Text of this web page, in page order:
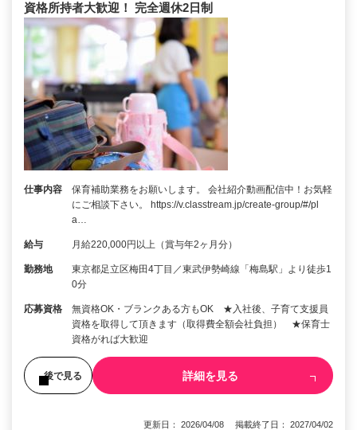
資格所持者大歓迎！ 完全週休2日制
仕事内容
保育補助業務をお願いします。 会社紹介動画配信中！お気軽
にご相談下さい。 https://v.classtream.jp/create-group/#/pl
a…
給与 月給220,000円以上（賞与年2ヶ月分）
勤務地
東京都足立区梅田4丁目／東武伊勢崎線「梅島駅」より徒歩1
0分
応募資格
無資格OK・ブランクある方もOK ★入社後、子育て支援員
資格を取得して頂きます（取得費全額会社負担） ★保育士
資格がれば大歓迎
後で見る 詳細を見る
更新日： 2026/04/08 掲載終了日： 2027/04/02